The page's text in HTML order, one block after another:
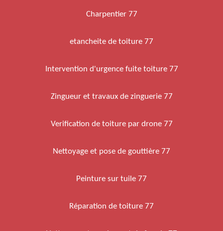
Charpentier 77
etancheite de toiture 77
Intervention d'urgence fuite toiture 77
Zingueur et travaux de zinguerie 77
Verification de toiture par drone 77
Nettoyage et pose de gouttière 77
Peinture sur tuile 77
Réparation de toiture 77